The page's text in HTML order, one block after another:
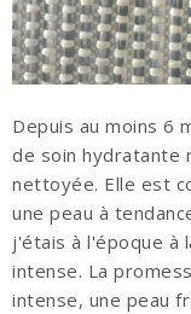
Depuis au moins 6
de soin hydratante
nettoyée. Elle est
une peau à
j'étais à l'époque à
intense. La
intense, une peau